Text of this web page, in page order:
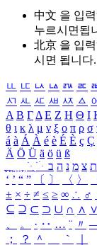
中文 을 입
누르시면됩
北京 을 입
시면 됩니다.
ㅥ ㅦ ㅧ ㅨ ㅩ ㅪ
ㅺ ㅻ ㅼ ㅽ ㅾ ㅿ
Α Β ΓΔ Ε Ζ Η Θ Ι
θ ι κ λ μ ν ξ ο π ρ σ
á à Á À é è É È ç Ç
Ä Ö Ü ä ö ü ß
ִֶֹ ֻּ ׁׂ ת צ מ נ ה ב
‘ ’ “ ” 〔 〕 〈 〉 「
± × ÷ ≠ ≤ ≥ ∞ ∴ ♂
⊆ ⊇ ⊂ ⊃ ∪ ∩ ∧ ∨
、
。 · ‥ … ¨ 〃
；
？ ＾ ｀